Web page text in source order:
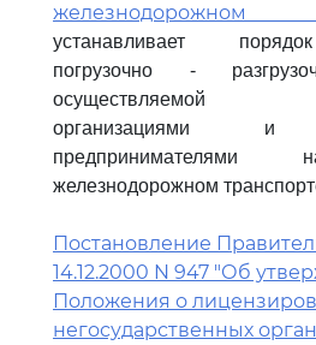
устанавливает
погрузочно -
осуществляемой
организациями и
предпринимателями
железнодорожном
Постановление
14.12.2000 N 947 "Об
Положения о
негосударственных